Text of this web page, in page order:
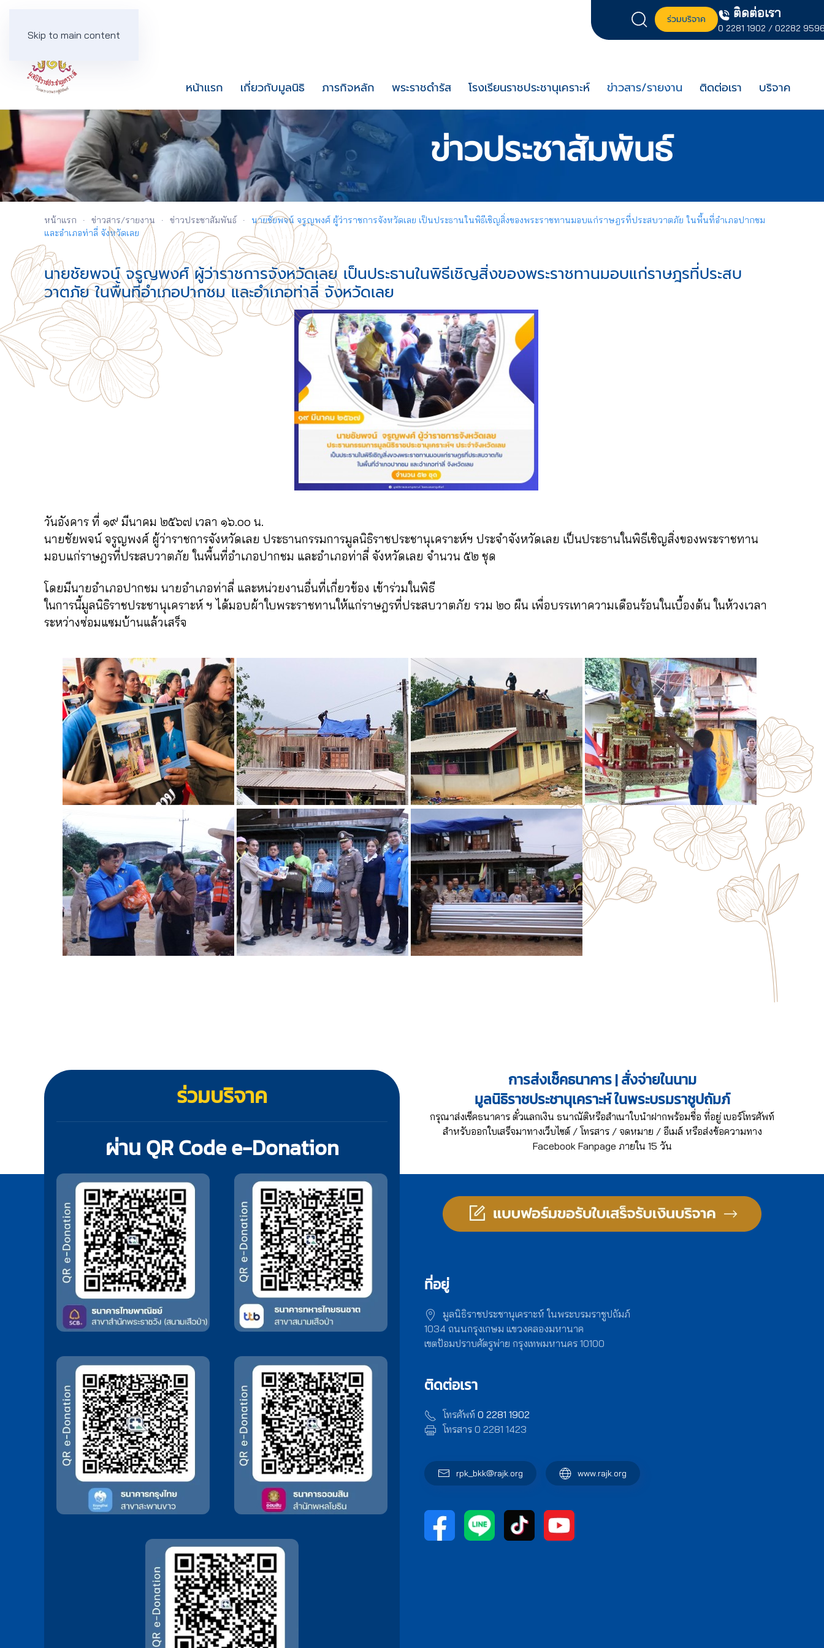
Skip to main content
ร่วมบริจาค ติดต่อเรา
0 2281 1902 / 02282
หน้าแรก เกี่ยวกับมูลนิธิ ภารกิจหลัก พระราชดำรัส โรงเรียนราชประชานุเคราะห์ ข่าวสาร/รายงาน ติดต่อเรา บริจาค
ข่าวประชาสัมพันธ์
หน้าแรก ข่าวสาร/รายงาน ข่าวประชาสัมพันธ์
นายชัยพจน์ จรูญพงศ์ ผู้ว่าราชการจังหวัดเลย เป็นประธานในพิธีเชิญสิ่งของพระราชทานมอบแก่ราษฎรที่ประสบวาตภัย ในพื้นที่อำเภอปากชม
และอำเภอท่าลี่ จังหวัดเลย
นายชัยพจน์ จรูญพงศ์ ผู้ว่าราชการจังหวัดเลย เป็นประธานในพิธีเชิญสิ่งของพระราชทานมอบแก่ราษฎรที่ประสบ
วาตภัย ในพื้นที่อำเภอปากชม และอำเภอท่าลี่ จังหวัดเลย
วันอังคาร ที่ ๑๙ มีนาคม ๒๕๖๗ เวลา ๑๖.๐๐ น.
นายชัยพจน์ จรูญพงศ์ ผู้ว่าราชการจังหวัดเลย ประธานกรรมการมูลนิธิราชประชานุเคราะห์ฯ ประจำจังหวัดเลย เป็นประธานในพิธีเชิญสิ่งของพระราชทาน
มอบแก่ราษฎรที่ประสบวาตภัย ในพื้นที่อำเภอปากชม และอำเภอท่าลี่ จังหวัดเลย จำนวน ๕๒ ชุด
โดยมีนายอำเภอปากชม นายอำเภอท่าลี่ และหน่วยงานอื่นที่เกี่ยวข้อง เข้าร่วมในพิธี
ในการนี้มูลนิธิราชประชานุเคราะห์ ฯ ได้มอบผ้าใบพระราชทานให้แก่ราษฎรที่ประสบวาตภัย รวม ๒๐ ผืน เพื่อบรรเทาความเดือนร้อนในเบื้องต้น ในห้วงเวลา
ระหว่างซ่อมแซมบ้านแล้วเสร็จ
ร่วมบริจาค
ผ่าน QR Code e-Donation
การส่งเช็คธนาคาร | สั่งจ่ายในนาม
มูลนิธิราชประชานุเคราะห์ ในพระบรมราชูปถัมภ์
กรุณาส่งเช็คธนาคาร ตั๋วแลกเงิน ธนาณัติหรือสำเนาใบนำฝากพร้อมชื่อ ที่อยู่ เบอร์โทรศัพท์
สำหรับออกใบเสร็จมาทางเว็บไซต์ / โทรสาร / จดหมาย / อีเมล์ หรือส่งข้อความทาง
Facebook Fanpage ภายใน 15 วัน
ที่อยู่
มูลนิธิราชประชานุเคราะห์ ในพระบรมราชูปถัมภ์
1034 ถนนกรุงเกษม แขวงคลองมหานาค
เขตป้อมปราบศัตรูพ่าย กรุงเทพมหานคร 10100
ติดต่อเรา
โทรศัพท์ 0 2281 1902
โทรสาร 0 2281 1423
rpk_bkk@rajk.org www.rajk.org